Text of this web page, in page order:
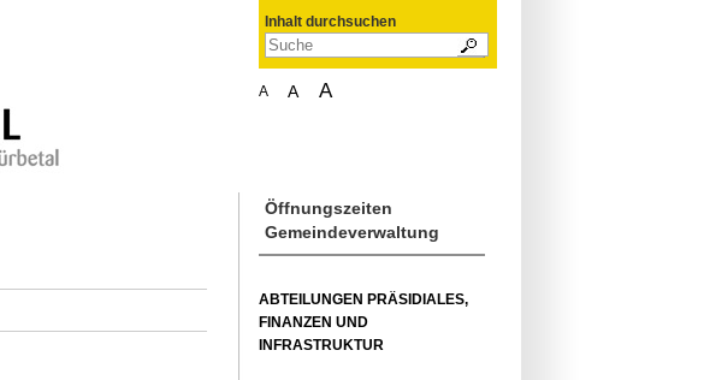
Inhalt durchsuchen
A A A
Öffnungszeiten
Gemeindeverwaltung
ABTEILUNGEN PRÄSIDIALES,
FINANZEN UND
INFRASTRUKTUR